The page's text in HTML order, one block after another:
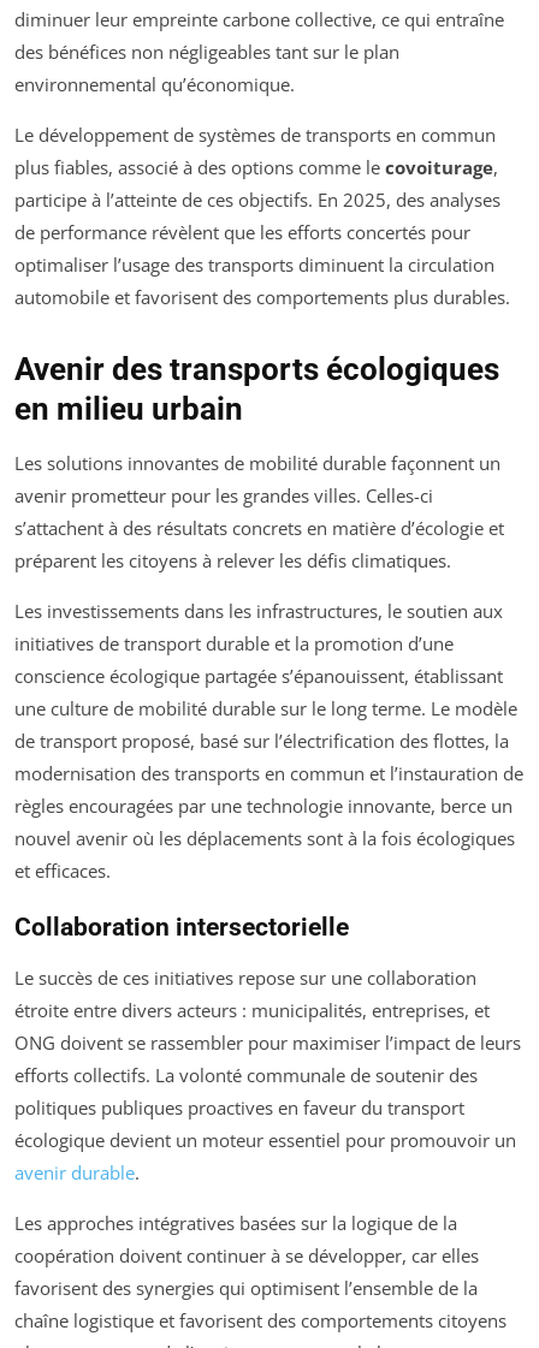
diminuer leur empreinte carbone collective, ce qui entraîne
des bénéfices non négligeables tant sur le plan
environnemental qu’économique.
Le développement de systèmes de transports en commun
plus fiables, associé à des options comme le covoiturage,
participe à l’atteinte de ces objectifs. En 2025, des analyses
de performance révèlent que les efforts concertés pour
optimaliser l’usage des transports diminuent la circulation
automobile et favorisent des comportements plus durables.
Avenir des transports écologiques
en milieu urbain
Les solutions innovantes de mobilité durable façonnent un
avenir prometteur pour les grandes villes. Celles-ci
s’attachent à des résultats concrets en matière d’écologie et
préparent les citoyens à relever les défis climatiques.
Les investissements dans les infrastructures, le soutien aux
initiatives de transport durable et la promotion d’une
conscience écologique partagée s’épanouissent, établissant
une culture de mobilité durable sur le long terme. Le modèle
de transport proposé, basé sur l’électrification des flottes, la
modernisation des transports en commun et l’instauration de
règles encouragées par une technologie innovante, berce un
nouvel avenir où les déplacements sont à la fois écologiques
et efficaces.
Collaboration intersectorielle
Le succès de ces initiatives repose sur une collaboration
étroite entre divers acteurs : municipalités, entreprises, et
ONG doivent se rassembler pour maximiser l’impact de leurs
efforts collectifs. La volonté communale de soutenir des
politiques publiques proactives en faveur du transport
écologique devient un moteur essentiel pour promouvoir un
avenir durable.
Les approches intégratives basées sur la logique de la
coopération doivent continuer à se développer, car elles
favorisent des synergies qui optimisent l’ensemble de la
chaîne logistique et favorisent des comportements citoyens